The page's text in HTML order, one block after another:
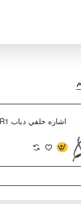
اشاره خلفي دباب R1 وكاله